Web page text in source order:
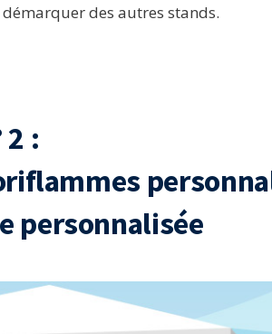
des autres stands.
:
personnalisée